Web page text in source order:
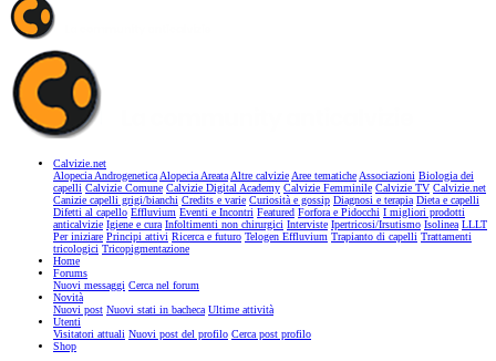
Calvizie.net
Alopecia AndrogeneticaAlopecia AreataAltre calvizieAree tematicheAssociazioni Biologia dei
capelli Calvizie Comune Calvizie Digital Academy Calvizie Femminile Calvizie TV Calvizie.net
Canizie capelli grigi/bianchi Credits e varie Curiosità e gossip Diagnosi e terapia Dieta e capelli
Difetti al capello Effluvium Eventi e Incontri Featured Forfora e Pidocchi I migliori prodotti
anticalvizie Igiene e cura Infoltimenti non chirurgici Interviste Ipertricosi/Irsutismo Isolinea LLLT
Per iniziare Principi attivi Ricerca e futuro Telogen Effluvium Trapianto di capelli Trattamenti
tricologici Tricopigmentazione
Home
Forums
Nuovi messaggi Cerca nel forum
Novità
Nuovi post Nuovi stati in bacheca Ultime attività
Utenti
Visitatori attuali Nuovi post del profilo Cerca post profilo
Shop